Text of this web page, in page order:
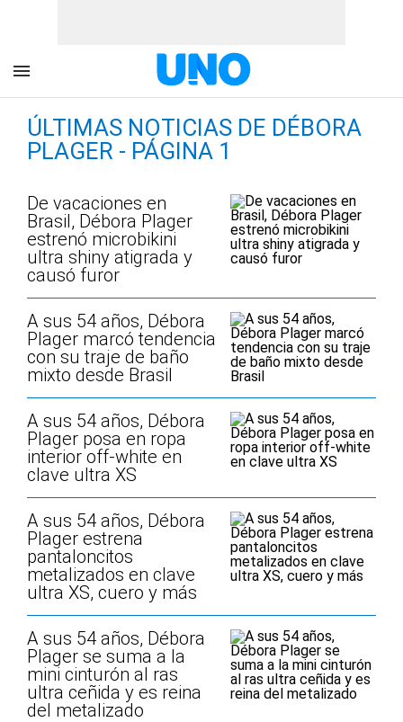
ÚLTIMAS NOTICIAS DE DÉBORA
PLAGER - PÁGINA 1
De vacaciones en
Brasil, Débora Plager
estrenó microbikini
ultra shiny atigrada y
causó furor
A sus 54 años, Débora
Plager marcó tendencia
con su traje de baño
mixto desde Brasil
A sus 54 años, Débora
Plager posa en ropa
interior off-white en
clave ultra XS
A sus 54 años, Débora
Plager estrena
pantaloncitos
metalizados en clave
ultra XS, cuero y más
A sus 54 años, Débora
Plager se suma a la
mini cinturón al ras
ultra ceñida y es reina
del metalizado